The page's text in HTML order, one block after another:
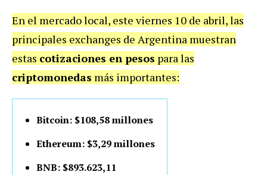
En el mercado local, este viernes 10 de abril, las
principales exchanges de Argentina muestran
estas cotizaciones en pesos para las
criptomonedas más importantes:
Bitcoin: $108,58 millones
Ethereum: $3,29 millones
BNB: $893.623,11